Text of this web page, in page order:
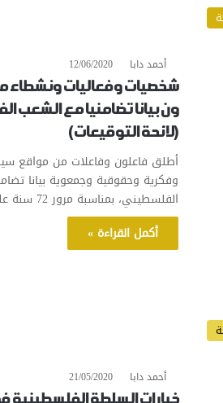
أحمد دابا 12/06/2020
شخصيات وفعاليات ونشطاء
ون بيانا تضامنيا مع الشعب
(لائحة التوقيعات)
أطلق فاعلون وفاعلات من مواقع
وفكرية وحقوقية وجمعوية بيانا
الفلسطيني، بمناسبة مرور 72 سنة على…
أكمل القراءة »
أحمد دابا 21/05/2020